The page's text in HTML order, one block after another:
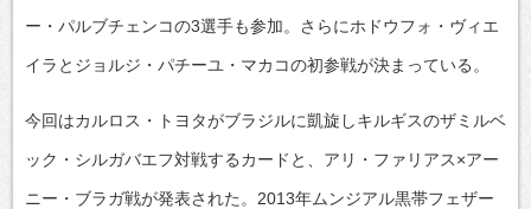
ー・パルブチェンコの3選手も参加。さらにホドウフォ・ヴィエ
イラとジョルジ・パチーユ・マカコの初参戦が決まっている。
今回はカルロス・トヨタがブラジルに凱旋しキルギスのザミルベ
ック・シルガバエフ対戦するカードと、アリ・ファリアス×アー
ニー・ブラガ戦が発表された。2013年ムンジアル黒帯フェザー